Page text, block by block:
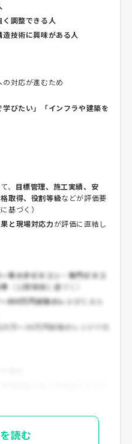
調整できる人
技術に興味がある人
対応が進むため
学びたい」「インフラや建築を
、 目標管理、施工実績、安
取得、役割等級などが評価要
基づく）
と現場対応力が評価に直結し
準大手ゼネコン・専門ゼネコ
（公開情報に基づく）
800万円前後のレンジとみら
万〜30万円前後のレンジ
が目
読む